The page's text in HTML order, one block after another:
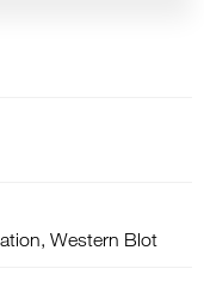
Western Blot